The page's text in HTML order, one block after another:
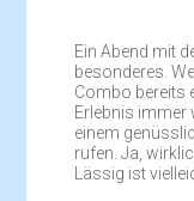
Ein Abend mit
besonderes.
Combo bereits
Erlebnis immer
einem
rufen. Ja,
Lässig ist